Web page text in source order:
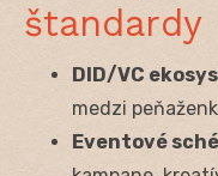
štandardy
DID/VC
medzi
Eventové